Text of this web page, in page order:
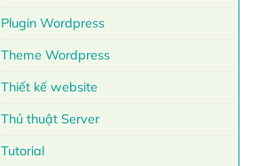
Plugin Wordpress
Theme Wordpress
Thiết kế website
Thủ thuật Server
Tutorial